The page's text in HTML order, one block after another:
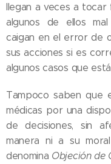
llegan a veces a tocar
algunos de ellos
caigan en el error de
sus acciones si es
algunos casos que
Tampoco saben que
médicas por una
de decisiones, sin
manera ni a su
denomina Objeción de